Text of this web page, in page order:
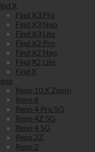
X
Find X3 Pro
Find X3 Neo
Find X3 Lite
Find X2 Pro
Find X2 Neo
Find X2 Lite
Find X
Reno 10 X Zoom
Reno 6
Reno 4 Pro 5G
Reno 4Z 5G
Reno 4 5G
Reno 2Z
Reno 2